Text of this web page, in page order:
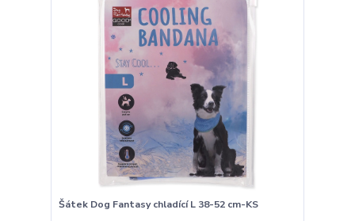
Šátek Dog Fantasy chladící L 38-52 cm-KS